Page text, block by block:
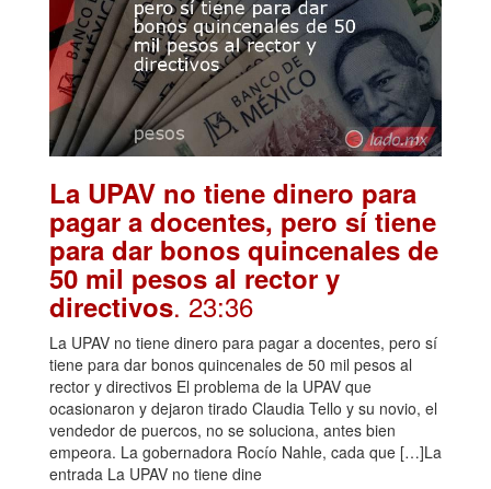
La UPAV no tiene dinero para
pagar a docentes, pero sí tiene
para dar bonos quincenales de
50 mil pesos al rector y
directivos. 23:36
La UPAV no tiene dinero para pagar a docentes, pero sí
tiene para dar bonos quincenales de 50 mil pesos al
rector y directivos El problema de la UPAV que
ocasionaron y dejaron tirado Claudia Tello y su novio, el
vendedor de puercos, no se soluciona, antes bien
empeora. La gobernadora Rocío Nahle, cada que […]La
entrada La UPAV no tiene dine